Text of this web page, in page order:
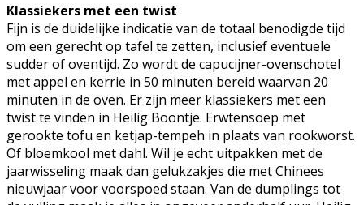
Klassiekers met een twist
Fijn is de duidelijke indicatie van de totaal benodigde tijd
om een gerecht op tafel te zetten, inclusief eventuele
sudder of oventijd. Zo wordt de capucijner-ovenschotel
met appel en kerrie in 50 minuten bereid waarvan 20
minuten in de oven. Er zijn meer klassiekers met een
twist te vinden in Heilig Boontje. Erwtensoep met
gerookte tofu en ketjap-tempeh in plaats van rookworst.
Of bloemkool met dahl. Wil je echt uitpakken met de
jaarwisseling maak dan gelukzakjes die met Chinees
nieuwjaar voor voorspoed staan. Van de dumplings tot